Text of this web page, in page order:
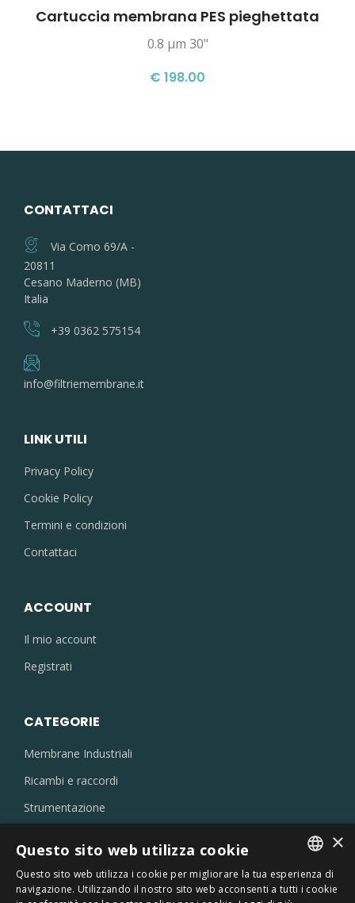
Cartuccia membrana PES pieghettata
0.8 µm 30"
€ 198.00
CONTATTACI
Via Como 69/A -
20811
Cesano Maderno (MB)
Italia
+39 0362 575154
info@filtriemembrane.it
LINK UTILI
Privacy Policy
Cookie Policy
Termini e condizioni
Contattaci
ACCOUNT
Il mio account
Registrati
CATEGORIE
Membrane Industriali
Ricambi e raccordi
Strumentazione
Eiettori e ugelli
Prodotti per laboratori
ITALIAN
×
Questo sito web utilizza cookie
Questo sito web utilizza i cookie per migliorare la tua esperienza di
navigazione. Utilizzando il nostro sito web acconsenti a tutti i cookie